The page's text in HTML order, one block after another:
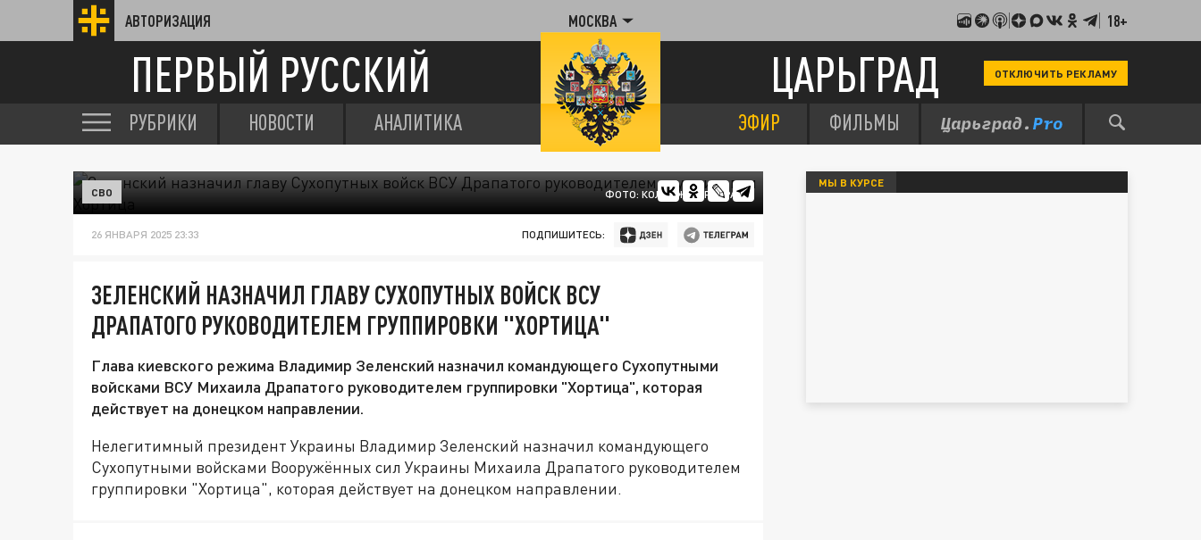
АВТОРИЗАЦИЯ МОСКВА 18+
ПЕРВЫЙ РУССКИЙ ЦАРЬГРАД ОТКЛЮЧИТЬ РЕКЛАМУ
РУБРИКИ НОВОСТИ АНАЛИТИКА ЭФИР ФИЛЬМЫ
ФОТО: КОЛЛАЖ ЦАРЬГРАД
СВО
26 ЯНВАРЯ 2025 23:33 ПОДПИШИТЕСЬ:
ЗЕЛЕНСКИЙ НАЗНАЧИЛ ГЛАВУ СУХОПУТНЫХ ВОЙСК ВСУ
ДРАПАТОГО РУКОВОДИТЕЛЕМ ГРУППИРОВКИ "ХОРТИЦА"
Глава киевского режима Владимир Зеленский назначил командующего Сухопутными
войсками ВСУ Михаила Драпатого руководителем группировки "Хортица", которая
действует на донецком направлении.
Нелегитимный президент Украины Владимир Зеленский назначил командующего
Сухопутными войсками Вооружённых сил Украины Михаила Драпатого руководителем
группировки "Хортица", которая действует на донецком направлении.
МЫ В КУРСЕ